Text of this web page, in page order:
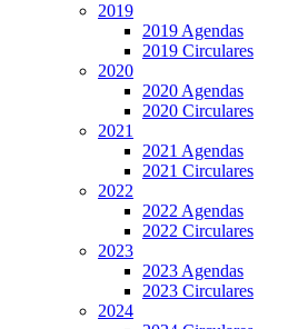
2019
2019 Agendas
2019 Circulares
2020
2020 Agendas
2020 Circulares
2021
2021 Agendas
2021 Circulares
2022
2022 Agendas
2022 Circulares
2023
2023 Agendas
2023 Circulares
2024